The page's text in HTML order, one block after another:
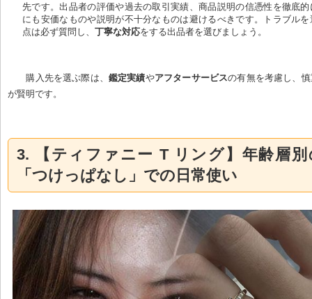
先です。出品者の評価や過去の取引実績、商品説明の信憑性を徹底
にも安価なものや説明が不十分なものは避けるべきです。トラブル
点は必ず質問し、丁寧な対応をする出品者を選びましょう。
購入先を選ぶ際は、 鑑定実績やアフターサービスの有無を考慮し、
が賢明です。
3. 【ティファニー T リング】年齢層別
「つけっぱなし」での日常使い